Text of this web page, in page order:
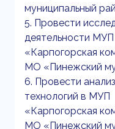
муниципальный
5. Провести
деятельности МУП
«Карпогорская
МО «Пинежский
6. Провести
технологий в МУП
«Карпогорская
МО «Пинежский